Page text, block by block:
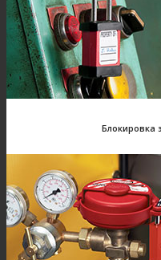
Блокировка